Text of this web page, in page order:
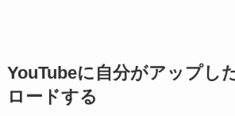
YouTubeに自分がアップし
ロードする